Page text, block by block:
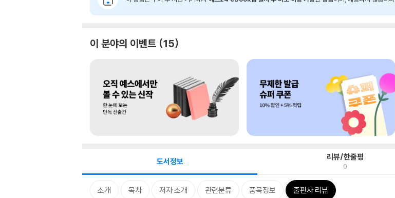
이 분야의 이벤트 15
도서정보 리뷰/한줄평
0
소개 목차 저자 소개 관련분류 품목정보 출판사 리뷰